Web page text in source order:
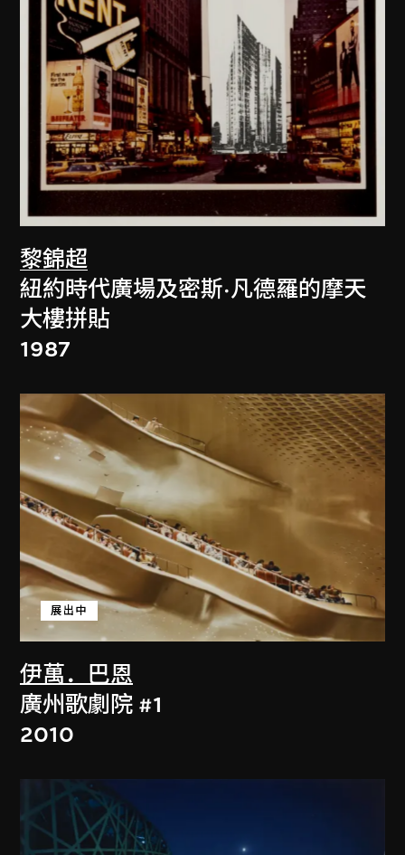
黎錦超
紐約時代廣場及密斯·凡德羅的摩天
大樓拼貼
1987
伊萬．巴恩
展出中
廣州歌劇院 #1
2010